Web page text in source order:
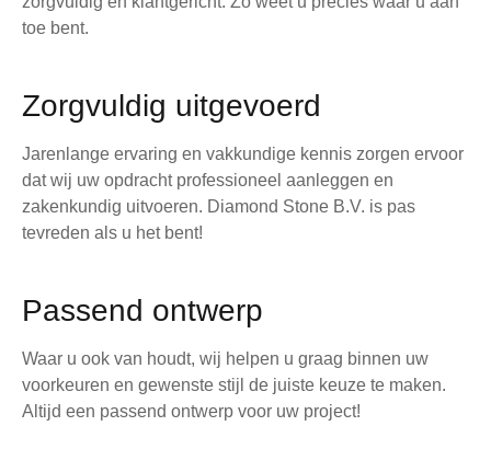
toe bent.
Zorgvuldig uitgevoerd
Jarenlange ervaring en vakkundige kennis zorgen ervoor
dat wij uw opdracht professioneel aanleggen en
zakenkundig uitvoeren. Diamond Stone B.V. is pas
tevreden als u het bent!
Passend ontwerp
Waar u ook van houdt, wij helpen u graag binnen uw
voorkeuren en gewenste stijl de juiste keuze te maken.
Altijd een passend ontwerp voor uw project!